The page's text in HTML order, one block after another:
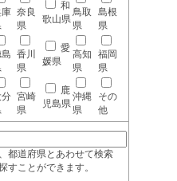
奈良
県
和
歌山県
鳥取
県
島根
県
香川
県
愛
媛県
高知
県
福岡
県
分 宮崎
県
鹿
児島県
沖縄
県
その
他
都道府県とあわせて検索
すことができます。